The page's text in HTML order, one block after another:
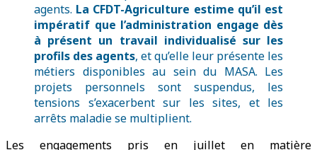
agents. La CFDT-Agriculture estime qu’il est
impératif que l’administration engage dès
à présent un travail individualisé sur les
profils des agents, et qu’elle leur présente les
métiers disponibles au sein du MASA. Les
projets personnels sont suspendus, les
tensions s’exacerbent sur les sites, et les
arrêts maladie se multiplient.
Les engagements pris en juillet en matière